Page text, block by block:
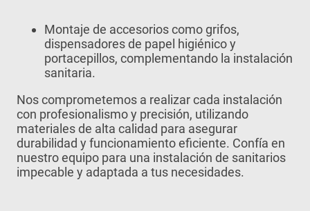
Montaje de accesorios como grifos,
dispensadores de papel higiénico y
portacepillos, complementando la instalación
sanitaria.
Nos comprometemos a realizar cada instalación
con profesionalismo y precisión, utilizando
materiales de alta calidad para asegurar
durabilidad y funcionamiento eficiente. Confía en
nuestro equipo para una instalación de sanitarios
impecable y adaptada a tus necesidades.